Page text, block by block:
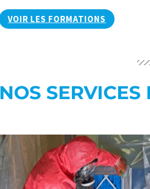
VOIR LES FORMATIONS
NOS SERVICES